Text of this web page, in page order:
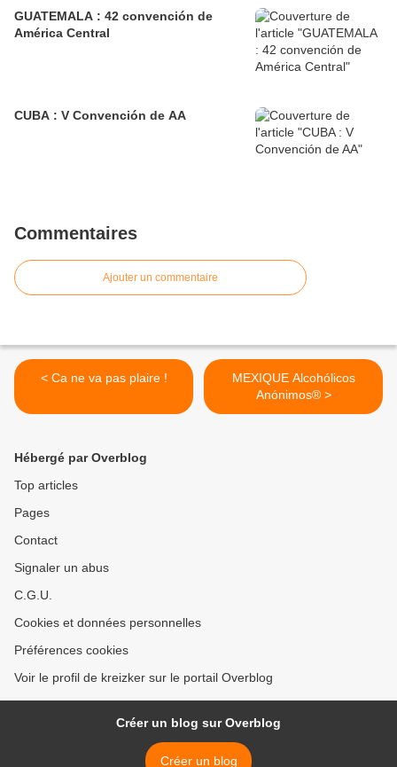
GUATEMALA : 42 convención de
América Central
CUBA : V Convención de AA
Commentaires
Ajouter un commentaire
< Ca ne va pas plaire !
MEXIQUE Alcohólicos
Anónimos® >
Hébergé par Overblog
Top articles
Pages
Contact
Signaler un abus
C.G.U.
Cookies et données personnelles
Préférences cookies
Voir le profil de kreizker sur le portail Overblog
Créer un blog sur Overblog
Créer un blog